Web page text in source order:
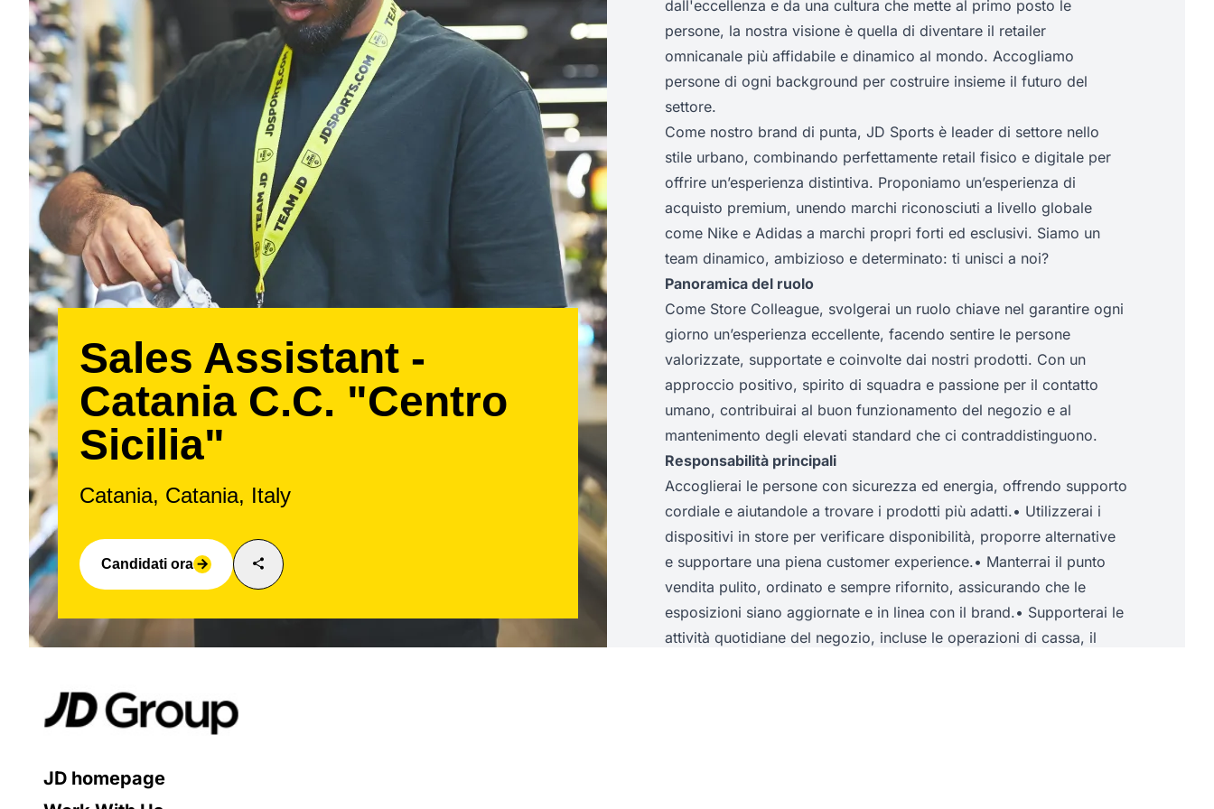
Sales Assistant -
Catania C.C. "Centro
Sicilia"
Catania, Catania, Italy
Candidati ora arrow_forward share
dall'eccellenza e da una cultura che mette al primo posto le
persone, la nostra visione è quella di diventare il retailer
omnicanale più affidabile e dinamico al mondo. Accogliamo
persone di ogni background per costruire insieme il futuro del
settore.
Come nostro brand di punta, JD Sports è leader di settore nello
stile urbano, combinando perfettamente retail fisico e digitale per
offrire un’esperienza distintiva. Proponiamo un’esperienza di
acquisto premium, unendo marchi riconosciuti a livello globale
come Nike e Adidas a marchi propri forti ed esclusivi. Siamo un
team dinamico, ambizioso e determinato: ti unisci a noi?
Panoramica del ruolo
Come Store Colleague, svolgerai un ruolo chiave nel garantire ogni
giorno un’esperienza eccellente, facendo sentire le persone
valorizzate, supportate e coinvolte dai nostri prodotti. Con un
approccio positivo, spirito di squadra e passione per il contatto
umano, contribuirai al buon funzionamento del negozio e al
mantenimento degli elevati standard che ci contraddistinguono.
Responsabilità principali
Accoglierai le persone con sicurezza ed energia, offrendo supporto
cordiale e aiutandole a trovare i prodotti più adatti.• Utilizzerai i
dispositivi in store per verificare disponibilità, proporre alternative
e supportare una piena customer experience.• Manterrai il punto
vendita pulito, ordinato e sempre rifornito, assicurando che le
esposizioni siano aggiornate e in linea con il brand.• Supporterai le
attività quotidiane del negozio, incluse le operazioni di cassa, il
JD homepage